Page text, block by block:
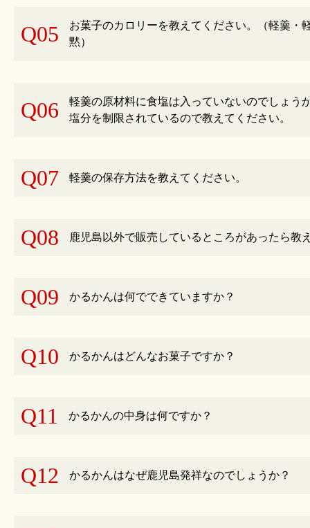
Q05
お菓子のカロリーを教えてください。（軽羹・
黙）
Q06
軽羹の原材料に食塩は入っていないのでしょう
塩分を制限されているので教えてください。
Q07 軽羹の保存方法を教えてください。
Q08 鹿児島以外で販売しているところがあったら教
Q09 かるかんは何でできていますか？
Q10 かるかんはどんなお菓子ですか？
Q11 かるかんの中身は何ですか？
Q12 かるかんはなぜ鹿児島発祥なのでしょうか？